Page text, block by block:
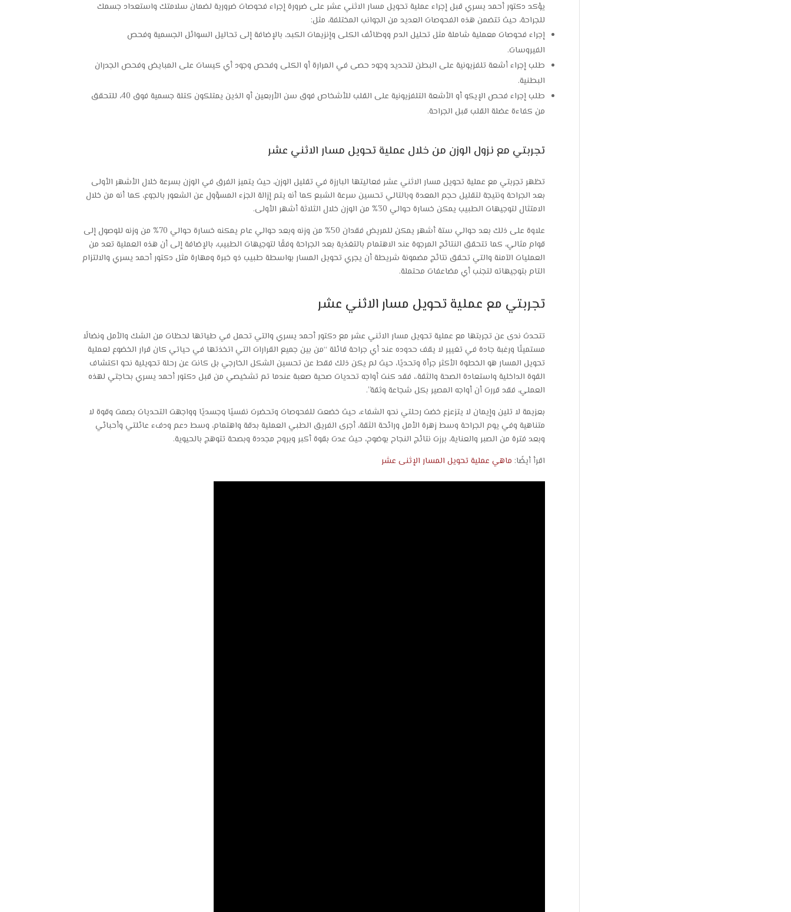
يؤكد دكتور أحمد يسري قبل إجراء عملية تحويل مسار الاثني عشر على ضرورة إجراء فحوصات ضرورية لضمان سلامتك واستعداد جسمك
للجراحة، حيث تتضمن هذه الفحوصات العديد من الجوانب المختلفة، مثل:
إجراء فحوصات معملية شاملة مثل تحليل الدم ووظائف الكلى وإنزيمات الكبد، بالإضافة إلى تحاليل السوائل الجسمية وفحص
الفيروسات.
طلب إجراء أشعة تلفزيونية على البطن لتحديد وجود حصى في المرارة أو الكلى وفحص وجود أي كيسات على المبايض وفحص الجدران
البطنية.
طلب إجراء فحص الإيكو أو الأشعة التلفزيونية على القلب للأشخاص فوق سن الأربعين أو الذين يمتلكون كتلة جسمية فوق 40، للتحقق
من كفاءة عضلة القلب قبل الجراحة.
تجربتي مع نزول الوزن من خلال عملية تحويل مسار الاثني عشر
تظهر تجربتي مع عملية تحويل مسار الاثني عشر فعاليتها البارزة في تقليل الوزن، حيث يتميز الفرق في الوزن بسرعة خلال الأشهر الأولى
بعد الجراحة ونتيجة لتقليل حجم المعدة وبالتالي تحسين سرعة الشبع كما أنه يتم إزالة الجزء المسؤول عن الشعور بالجوع، كما أنه من خلال
الامتثال لتوجيهات الطبيب يمكن خسارة حوالي 30% من الوزن خلال الثلاثة أشهر الأولى.
علاوة على ذلك بعد حوالي ستة أشهر يمكن للمريض فقدان 50% من وزنه وبعد حوالي عام يمكنه خسارة حوالي 70% من وزنه للوصول إلى
قوام مثالي، كما تتحقق النتائج المرجوة عند الاهتمام بالتغذية بعد الجراحة وفقًا لتوجيهات الطبيب، بالإضافة إلى أن هذه العملية تعد من
العمليات الآمنة والتي تحقق نتائج مضمونة شريطة أن يجري تحويل المسار بواسطة طبيب ذو خبرة ومهارة مثل دكتور أحمد يسري والالتزام
التام بتوجيهاته لتجنب أي مضاعفات محتملة.
تجربتي مع عملية تحويل مسار الاثني عشر
تتحدث ندى عن تجربتها مع عملية تحويل مسار الاثني عشر مع دكتور أحمد يسري والتي تحمل في طياتها لحظات من الشك والأمل ونضالًا
مستميتًا ورغبة جادة في تغيير لا يقف حدوده عند أي جراحة قائلة “من بين جميع القرارات التي اتخذتها في حياتي كان قرار الخضوع لعملية
تحويل المسار هو الخطوة الأكثر جرأة وتحديًا، حيث لم يكن ذلك فقط عن تحسين الشكل الخارجي بل كانت عن رحلة تحويلية نحو اكتشاف
القوة الداخلية واستعادة الصحة والثقة.، فقد كنت أواجه تحديات صحية صعبة عندما تم تشخيصي من قبل دكتور أحمد يسري بحاجتي لهذه
العملي، فقد قررت أن أواجه المصير بكل شجاعة وثقة”.
بعزيمة لا تلين وإيمان لا يتزعزع خضت رحلتي نحو الشفاء، حيث خضعت للفحوصات وتحضرت نفسيًا وجسديًا وواجهت التحديات بصمت وقوة لا
متناهية وفي يوم الجراحة وسط زهرة الأمل ورائحة الثقة، أجرى الفريق الطبي العملية بدقة واهتمام، وسط دعم ودفء عائلتي وأحبائي
وبعد فترة من الصبر والعناية، برزت نتائج النجاح بوضوح، حيث عدت بقوة أكبر وبروح مجددة وبصحة تتوهج بالحيوية.
اقرأ أيضًا: ماهي عملية تحويل المسار الإثنى عشر